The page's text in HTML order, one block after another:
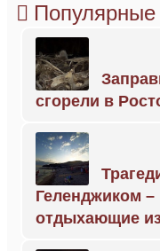
Популярные
сгорели в
Геленджиком –
отдыхающие